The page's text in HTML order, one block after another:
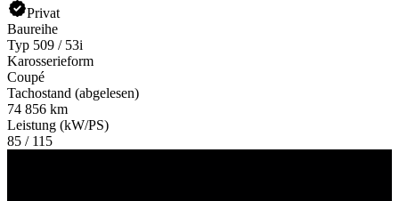
Privat
Baureihe
Typ 509 / 53i
Karosserieform
Coupé
Tachostand (abgelesen)
74 856 km
Leistung (kW/PS)
85 / 115